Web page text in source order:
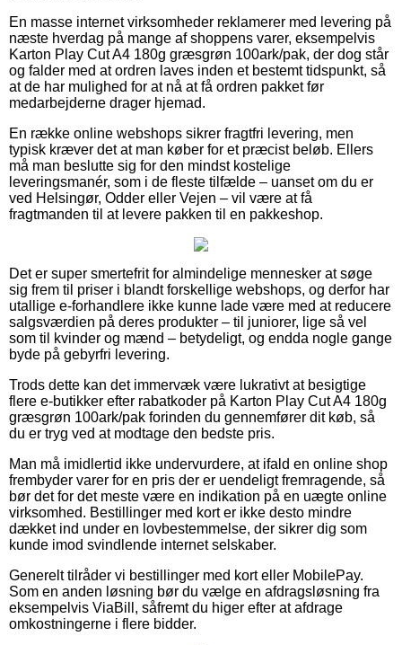
En masse internet virksomheder reklamerer med levering på
næste hverdag på mange af shoppens varer, eksempelvis
Karton Play Cut A4 180g græsgrøn 100ark/pak, der dog står
og falder med at ordren laves inden et bestemt tidspunkt, så
at de har mulighed for at nå at få ordren pakket før
medarbejderne drager hjemad.
En række online webshops sikrer fragtfri levering, men
typisk kræver det at man køber for et præcist beløb. Ellers
må man beslutte sig for den mindst kostelige
leveringsmanér, som i de fleste tilfælde – uanset om du er
ved Helsingør, Odder eller Vejen – vil være at få
fragtmanden til at levere pakken til en pakkeshop.
Det er super smertefrit for almindelige mennesker at søge
sig frem til priser i blandt forskellige webshops, og derfor har
utallige e-forhandlere ikke kunne lade være med at reducere
salgsværdien på deres produkter – til juniorer, lige så vel
som til kvinder og mænd – betydeligt, og endda nogle gange
byde på gebyrfri levering.
Trods dette kan det immervæk være lukrativt at besigtige
flere e-butikker efter rabatkoder på Karton Play Cut A4 180g
græsgrøn 100ark/pak forinden du gennemfører dit køb, så
du er tryg ved at modtage den bedste pris.
Man må imidlertid ikke undervurdere, at ifald en online shop
frembyder varer for en pris der er uendeligt fremragende, så
bør det for det meste være en indikation på en uægte online
virksomhed. Bestillinger med kort er ikke desto mindre
dækket ind under en lovbestemmelse, der sikrer dig som
kunde imod svindlende internet selskaber.
Generelt tilråder vi bestillinger med kort eller MobilePay.
Som en anden løsning bør du vælge en afdragsløsning fra
eksempelvis ViaBill, såfremt du higer efter at afdrage
omkostningerne i flere bidder.